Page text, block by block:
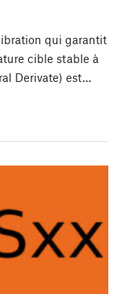
qui garantit
cible stable à
Derivate) est…